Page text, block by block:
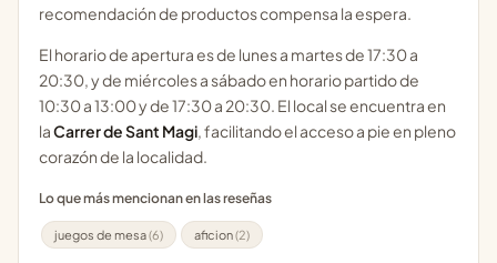
recomendación de productos compensa la espera.
El horario de apertura es de lunes a martes de 17:30 a
20:30, y de miércoles a sábado en horario partido de
10:30 a 13:00 y de 17:30 a 20:30. El local se encuentra en
laCarrer de Sant Magi, facilitando el acceso a pie en pleno
corazón de la localidad.
Lo que más mencionan en las reseñas
juegos de mesa(6) aficion(2)